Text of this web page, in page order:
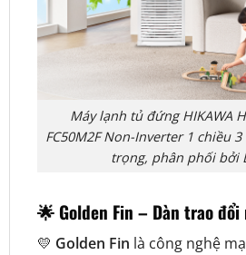
Máy lạnh tủ đứng HIKAWA
FC50M2F Non-Inverter 1 chiều
trọng, phân phối bởi
🌟 Golden Fin – Dàn trao
💛 Golden Fin là công nghệ